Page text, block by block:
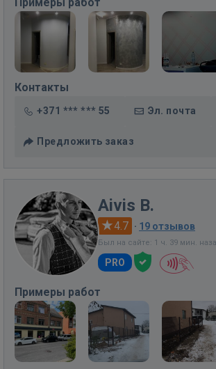
Контакты
+371 *** *** 55 Эл. почта
Предложить заказ
Aivis B.
4.7 · 19 отзывов
Был на сайте: 1 ч. 39 мин.
PRO
Примеры работ